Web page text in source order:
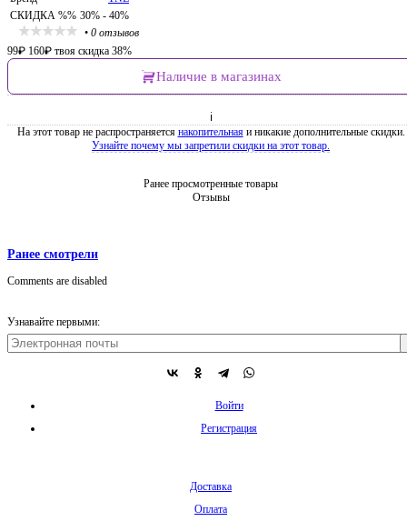
СКИДКА %% 30% - 40%
• 0 отзывов
99₽ 160₽ твоя скидка 38%
Наличие в магазинах
ℹ
На этот товар не распространяется накопительнаяи никакие дополнительные скидки.
Узнайте почему мы запретили скидки на этот товар.
Ранее просмотренные товары
Отзывы
Ранее смотрели
Comments are disabled
Узнавайте первыми:
Войти
Регистрация
Доставка
Оплата